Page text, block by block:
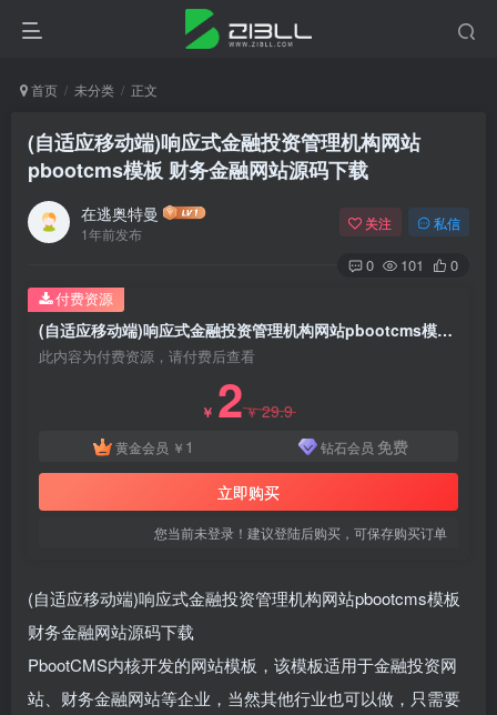
首页 未分类 正文
(自适应移动端)响应式金融投资管理机构网站
pbootcms模板 财务金融网站源码下载
在逃奥特曼
1年前发布
关注 私信
0 101 0
(自适应移动端)响应式金融投资管理机构网站pbootcms模板 财务金融网站源码下载
此内容为付费资源，请付费后查看
￥ 2￥29.9
黄金会员 ￥ 1 钻石会员 免费
立即购买
您当前未登录！建议登陆后购买，可保存购买订单
付费资源
(自适应移动端)响应式金融投资管理机构网站pbootcms模板
财务金融网站源码下载
PbootCMS内核开发的网站模板，该模板适用于金融投资网
站、财务金融网站等企业，当然其他行业也可以做，只需要